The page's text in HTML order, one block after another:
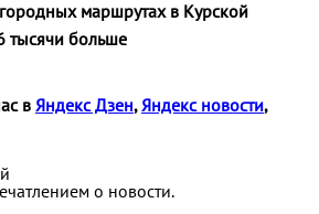
маршрутах в Курской
тысячи больше
в Яндекс Дзен,Яндекс новости,
о новости.